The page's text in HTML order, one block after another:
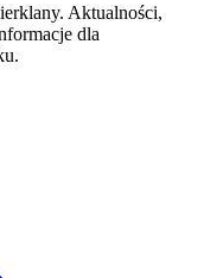
Aktualności,
dla